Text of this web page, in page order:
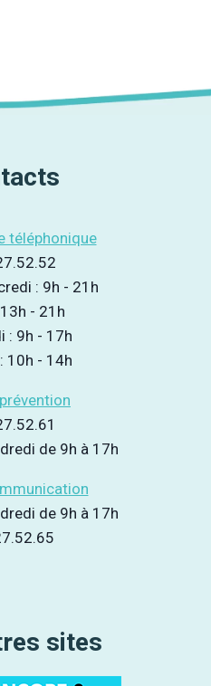
téléphonique
: 9h - 21h
- 21h
: 9h - 17h
10h - 14h
de 9h à 17h
de 9h à 17h
sites